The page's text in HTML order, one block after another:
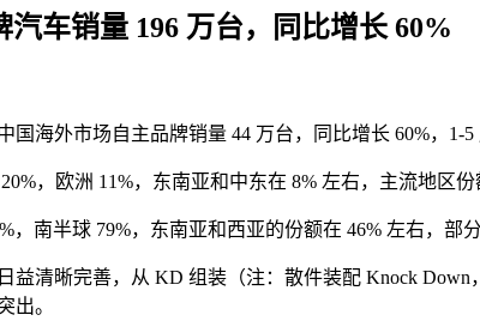
车销量 196 万台，同比增长 60%
海外市场自主品牌销量 44 万台，同比增长 60%，1-
，欧洲 11%，东南亚和中东在 8% 左右，主流地区
南半球 79%，东南亚和西亚的份额在 46% 左右，部
清晰完善，从 KD 组装（注：散件装配 Knock
出。